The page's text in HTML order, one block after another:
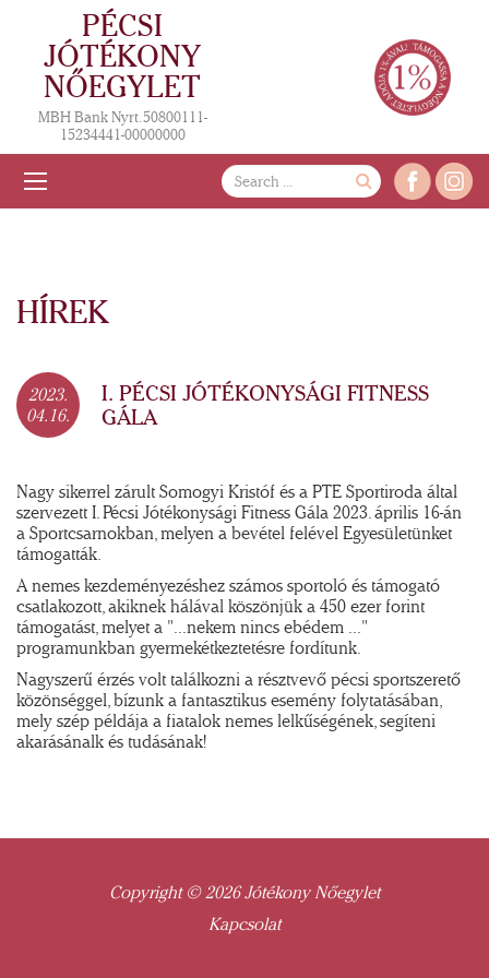
PÉCSI
JÓTÉKONY
NŐEGYLET
MBH Bank Nyrt. 50800111-
15234441-00000000
HÍREK
2023.
04.16.
I. PÉCSI JÓTÉKONYSÁGI FITNESS
GÁLA
Nagy sikerrel zárult Somogyi Kristóf és a PTE Sportiroda által
szervezett I. Pécsi Jótékonysági Fitness Gála 2023. április 16-án
a Sportcsarnokban, melyen a bevétel felével Egyesületünket
támogatták.
A nemes kezdeményezéshez számos sportoló és támogató
csatlakozott, akiknek hálával köszönjük a 450 ezer forint
támogatást, melyet a "...nekem nincs ebédem ..."
programunkban gyermekétkeztetésre fordítunk.
Nagyszerű érzés volt találkozni a résztvevő pécsi sportszerető
közönséggel, bízunk a fantasztikus esemény folytatásában,
mely szép példája a fiatalok nemes lelkűségének, segíteni
akarásánalk és tudásának!
Copyright © 2026 Jótékony Nőegylet
Kapcsolat